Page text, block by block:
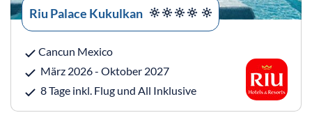
Riu Palace Kukulkan
Cancun Mexico
März 2026 - Oktober 2027
8 Tage inkl. Flug und All Inklusive